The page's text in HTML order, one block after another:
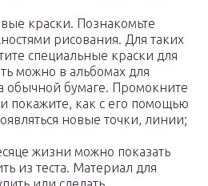
краски. Познакомьте
рисования. Для таких
специальные краски для
можно в альбомах для
обычной бумаге. Промокните
покажите, как с его помощью
новые точки, линии;
жизни можно показать
из теста. Материал для